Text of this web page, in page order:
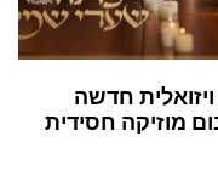
חדשה
מוזיקה חסידית